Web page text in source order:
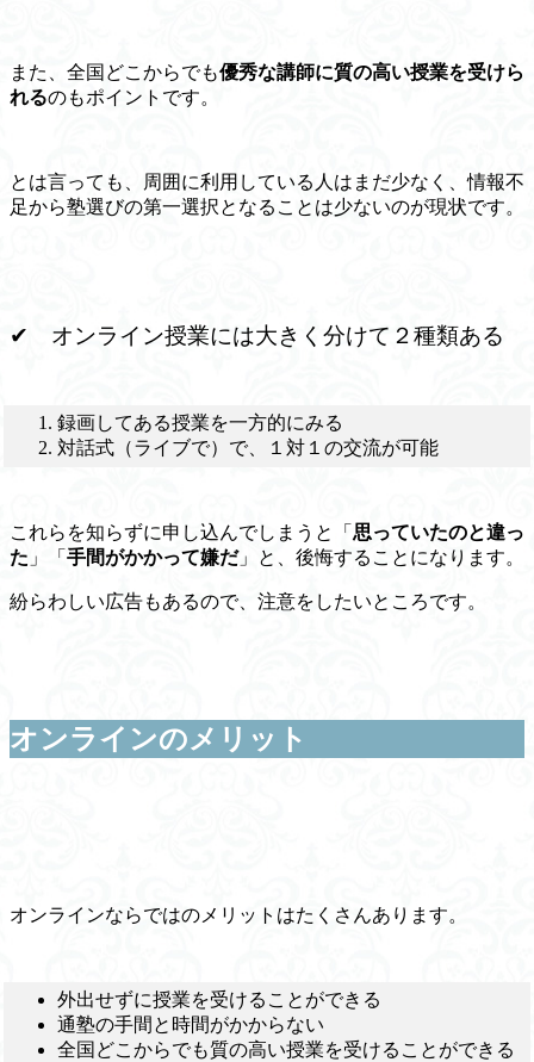
また、全国どこからでも優秀な講師に質の高い授業を受けら
れるのもポイントです。
とは言っても、周囲に利用している人はまだ少なく、情報不
足から塾選びの第一選択となることは少ないのが現状です。
✔ オンライン授業には大きく分けて２種類ある
録画してある授業を一方的にみる
対話式（ライブで）で、１対１の交流が可能
これらを知らずに申し込んでしまうと「 思っていたのと違っ
た 」「 手間がかかって嫌だ」と、後悔することになります。
紛らわしい広告もあるので、注意をしたいところです。
オンラインのメリット
オンラインならではのメリットはたくさんあります。
外出せずに授業を受けることができる
通塾の手間と時間がかからない
全国どこからでも質の高い授業を受けることができる